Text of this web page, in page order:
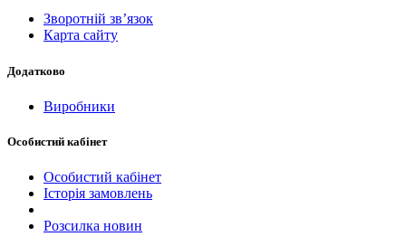
Зворотній зв’язок
Карта сайту
Додатково
Виробники
Особистий кабінет
Особистий кабінет
Історія замовлень
Розсилка новин